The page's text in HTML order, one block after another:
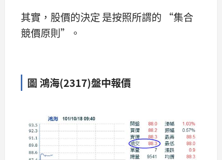
其實，股價的決定 是按照所謂的 “集合
競價原則”。
圖 鴻海(2317)盤中報價